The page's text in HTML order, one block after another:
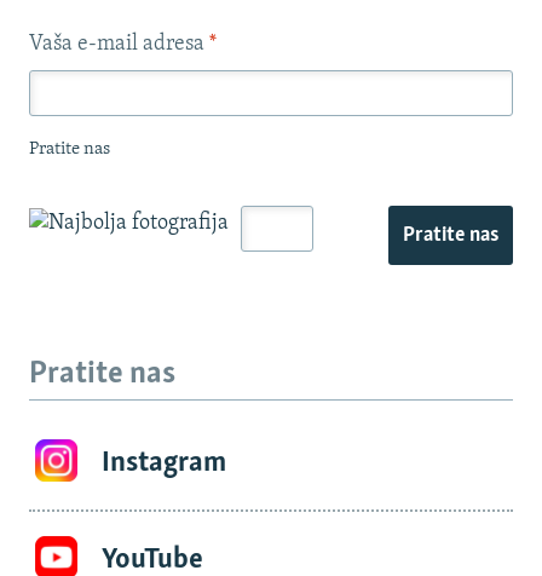
Vaša e-mail adresa *
Pratite nas
Pratite nas
Pratite nas
Instagram
YouTube